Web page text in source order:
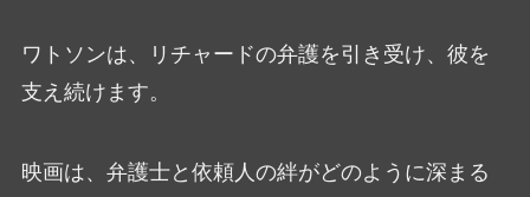
ワトソンは、リチャードの弁護を引き受け、彼を
支え続けます。
映画は、弁護士と依頼人の絆がどのように深まる